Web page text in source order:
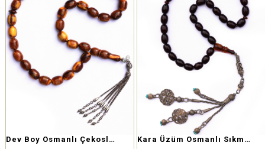
Dev Boy Osmanlı Çekoslovak Tesbih
Kara Üzüm Osmanlı Sıkma Kehribar Tesbih